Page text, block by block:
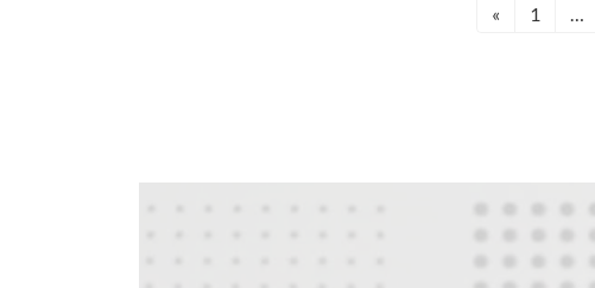
«
固
1 …